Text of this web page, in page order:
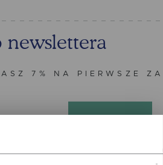
newslettera
7% NA PIERWSZE
dotyczących świadczonych przez